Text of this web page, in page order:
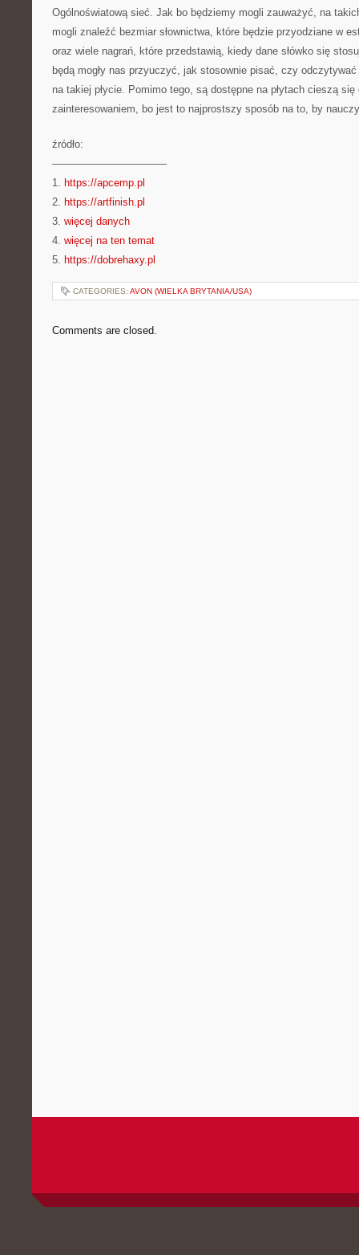
Ogólnoświatową sieć. Jak bo będziemy mogli zauważyć, na
mogli znaleźć bezmiar słownictwa, które będzie przyodziane w
oraz wiele nagrań, które przedstawią, kiedy dane słówko się
będą mogły nas przyuczyć, jak stosownie pisać, czy
na takiej płycie. Pomimo tego, są dostępne na płytach cieszą
zainteresowaniem, bo jest to najprostszy sposób na to, by
źródło:
———————————
1. https://apcemp.pl
2. https://artfinish.pl
3. więcej danych
4. więcej na ten temat
5. https://dobrehaxy.pl
CATEGORIES: AVON (WIELKA BRYTANIA/USA)
Comments are closed.